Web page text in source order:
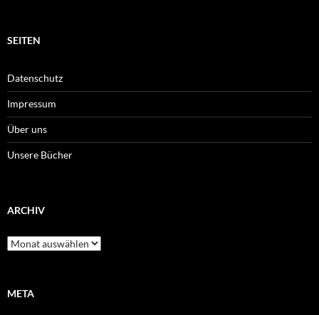
SEITEN
Datenschutz
Impressum
Über uns
Unsere Bücher
ARCHIV
Archiv
META